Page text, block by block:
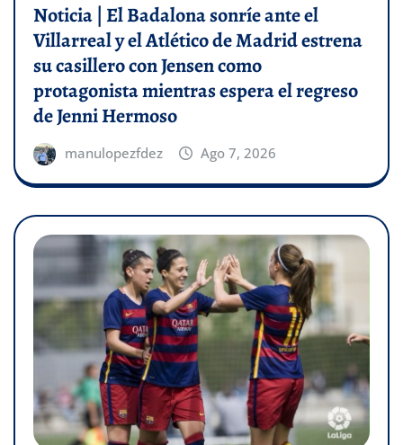
Noticia | El Badalona sonríe ante el
Villarreal y el Atlético de Madrid estrena
su casillero con Jensen como
protagonista mientras espera el regreso
de Jenni Hermoso
manulopezfdez Ago 7, 2026